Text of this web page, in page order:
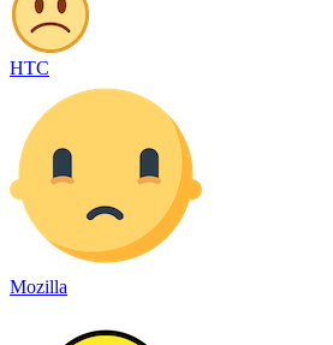
HTC
Mozilla